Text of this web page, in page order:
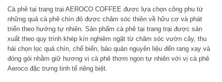
Cà phê tại trang trại AEROCO COFFEE được lựa chọn công phu từ
những quả cà phê chín đỏ được chăm sóc thiên về hữu cơ và phát
triển theo hướng tự nhiên. Sản phẩm cà phê tại trang trại được sản
xuất theo quy trình khép kín nghiêm ngặt từ chăm sóc vườn cây, thu
hái chọn lọc quả chín, chế biến, bảo quản nguyên liệu đến rang xay và
đóng gói nhằm giữ hương vị cà phê thơm ngon tự nhiên với vị cà phê
Aeroco đặc trưng tinh tế riêng biệt.